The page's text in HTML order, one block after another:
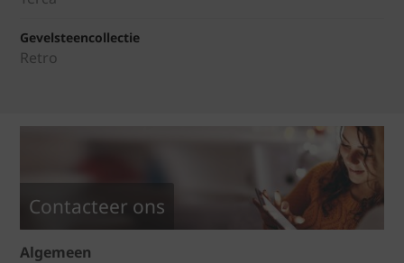
Gevelsteencollectie
Retro
Contacteer ons
Algemeen